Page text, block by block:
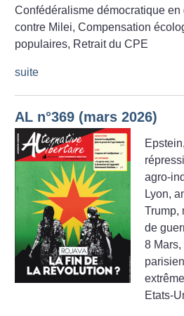
Confédéralisme démocratique
contre Milei, Compensation
populaires, Retrait du CPE
suite
AL n°369 (mars 2026)
agro-
Lyon,
Trump,
de
8
Etats-